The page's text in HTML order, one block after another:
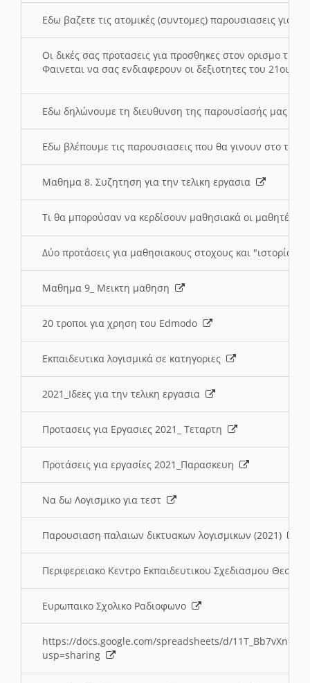
Εδω βαζετε τις ατομικές (συντομες) παρουσιασεις για
Οι δικές σας προτασεις για προσθηκες στον ορισμο
Φαινεται να σας ενδιαφερουν οι δεξιοτητες του 21ου
Εδω δηλώνουμε τη διευθυνση της παρουσίασής μας
Εδω βλέπουμε τις παρουσιασεις που θα γινουν στο
Μαθημα 8. Συζητηση για την τελικη εργασια
Τι θα μπορούσαν να κερδίσουν μαθησιακά οι μαθητές/
Δύο προτάσεις για μαθησιακους στοχους και "ιστορία"
Μαθημα 9_ Μεικτη μαθηση
20 τροποι για χρηση του Edmodo
Εκπαιδευτικα λογισμικά σε κατηγοριες
2021_Ιδεες για την τελικη εργασια
Προτασεις για Εργασιες 2021_ Τεταρτη
Προτάσεις για εργασίες 2021_Παρασκευη
Να δω Λογισμικο για τεστ
Παρουσιαση παλαιων δικτυακων λογισμικων (2021)
Περιφερειακο Κεντρο Εκπαιδευτικου Σχεδιασμου
Ευρωπαικο Σχολικο Ραδιοφωνο
https://docs.google.com/spreadsheets/d/
usp=sharing